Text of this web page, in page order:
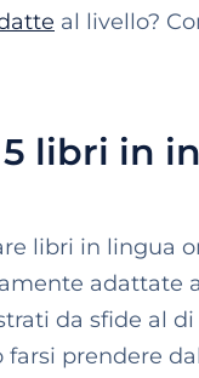
al livello?
5 libri in
libri in lingua
adattate
da sfide al
farsi prendere